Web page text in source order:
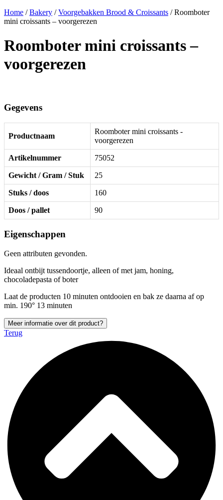
Home /Bakery /Voorgebakken Brood & Croissants / Roomboter
mini croissants – voorgerezen
Roomboter mini croissants –
voorgerezen
Gegevens
Productnaam
Roomboter mini croissants -
voorgerezen
Artikelnummer 75052
Gewicht / Gram / Stuk 25
Stuks / doos 160
Doos / pallet 90
Eigenschappen
Geen attributen gevonden.
Ideaal ontbijt tussendoortje, alleen of met jam, honing,
chocoladepasta of boter
Laat de producten 10 minuten ontdooien en bak ze daarna af op
min. 190° 13 minuten
Meer informatie over dit product?
Terug